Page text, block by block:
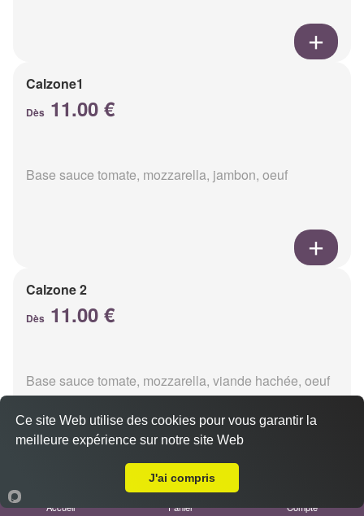
Calzone1
Dès 11.00 €
Base sauce tomate, mozzarella, jambon, oeuf
Calzone 2
Dès 11.00 €
Base sauce tomate, mozzarella, viande hachée, oeuf
Accueil Panier Compte
Ce site Web utilise des cookies pour vous garantir la
meilleure expérience sur notre site Web
J'ai compris